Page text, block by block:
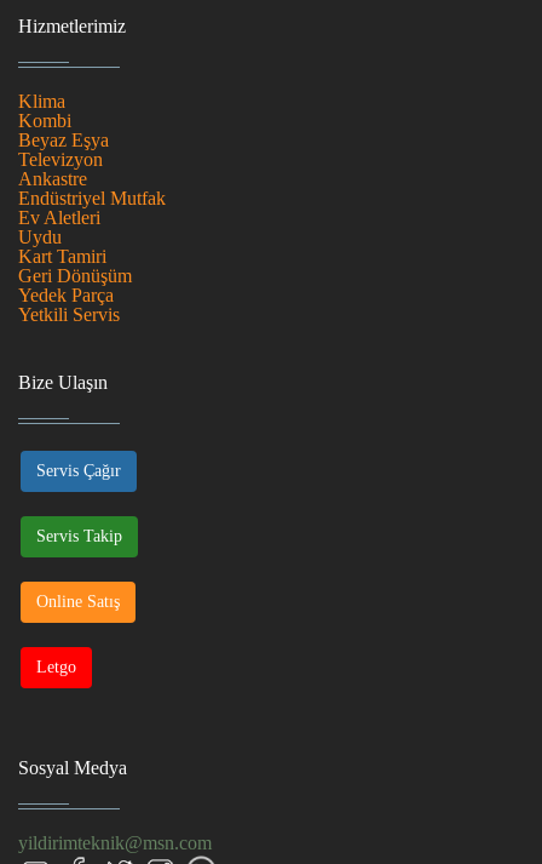
Hizmetlerimiz
Klima
Kombi
Beyaz Eşya
Televizyon
Ankastre
Endüstriyel Mutfak
Ev Aletleri
Uydu
Kart Tamiri
Geri Dönüşüm
Yedek Parça
Yetkili Servis
Bize Ulaşın
Servis Çağır
Servis Takip
Online Satış
Letgo
Sosyal Medya
yildirimteknik@msn.com